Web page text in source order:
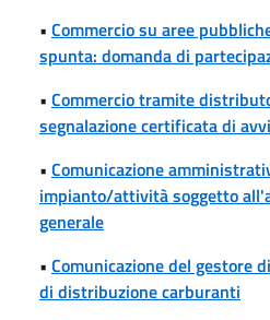
• Commercio su aree
spunta: domanda di
• Commercio tramite
segnalazione certificata di
• Comunicazione
impianto/attività soggetto
generale
• Comunicazione del gestore
di distribuzione carburanti